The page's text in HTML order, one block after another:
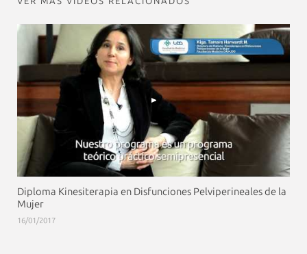
Diploma Kinesiterapia en Disfunciones Pelviperineales de la
Mujer
16/01/2017